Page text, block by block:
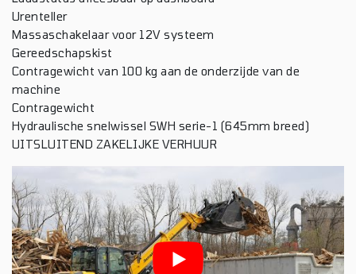
Urenteller
Massaschakelaar voor 12V systeem
Gereedschapskist
Contragewicht van 100 kg aan de onderzijde van de
machine
Contragewicht
Hydraulische snelwissel SWH serie-1 (645mm breed)
UITSLUITEND ZAKELIJKE VERHUUR